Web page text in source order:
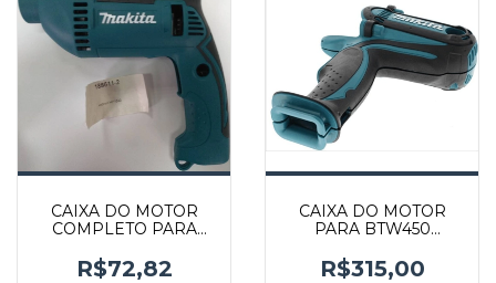
CAIXA DO MOTOR
COMPLETO PARA
188611-2 - MAKITA
R$72,82
CAIXA DO MOTOR
PARA BTW450
MAKITA
R$315,00